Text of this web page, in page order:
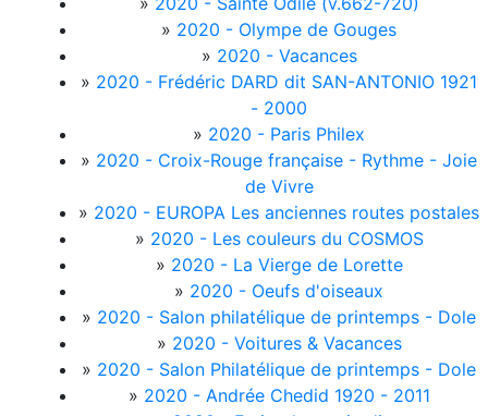
» 2020 - Olympe de Gouges
» 2020 - Vacances
» 2020 - Frédéric DARD dit SAN-ANTONIO 1921
- 2000
» 2020 - Paris Philex
» 2020 - Croix-Rouge française - Rythme - Joie
de Vivre
» 2020 - EUROPA Les anciennes routes postales
» 2020 - Les couleurs du COSMOS
» 2020 - La Vierge de Lorette
» 2020 - Oeufs d'oiseaux
» 2020 - Salon philatélique de printemps - Dole
» 2020 - Voitures & Vacances
» 2020 - Salon Philatélique de printemps - Dole
» 2020 - Andrée Chedid 1920 - 2011